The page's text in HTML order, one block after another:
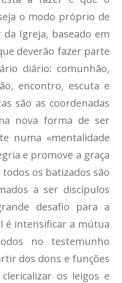
o modo próprio de
Igreja, baseado em
deverão fazer parte
diário: comunhão,
encontro, escuta e
são as coordenadas
nova forma de ser
numa «mentalidade
e promove a graça
os batizados são
a ser discípulos
desafio para a
é intensificar a mútua
no testemunho
dos dons e funções
os leigos e